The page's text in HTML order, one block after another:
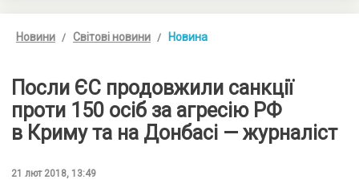
Новини Світові новини Новина
Посли ЄС продовжили санкції
проти 150 осіб за агресію РФ
в Криму та на Донбасі — журналіст
21 лют 2018, 13:49